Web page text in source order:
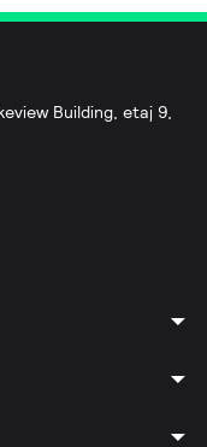
Building, etaj 9,